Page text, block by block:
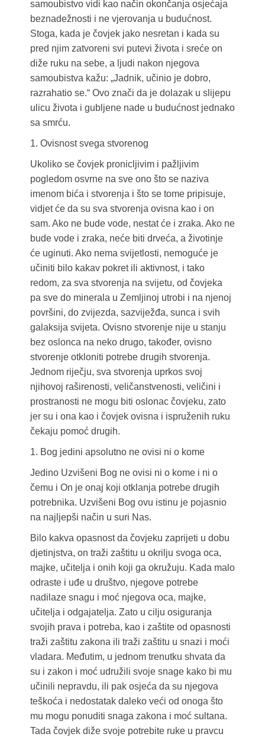
samoubistvo vidi kao način okončanja osjećaja
beznadežnosti i ne vjerovanja u budućnost.
Stoga, kada je čovjek jako nesretan i kada su
pred njim zatvoreni svi putevi života i sreće on
diže ruku na sebe, a ljudi nakon njegova
samoubistva kažu: „Jadnik, učinio je dobro,
razrahatio se.“ Ovo znači da je dolazak u slijepu
ulicu života i gubljene nade u budućnost jednako
sa smrću.
1. Ovisnost svega stvorenog
Ukoliko se čovjek pronicljivim i pažljivim
pogledom osvrne na sve ono što se naziva
imenom bića i stvorenja i što se tome pripisuje,
vidjet će da su sva stvorenja ovisna kao i on
sam. Ako ne bude vode, nestat će i zraka. Ako ne
bude vode i zraka, neće biti drveća, a životinje
će uginuti. Ako nema svijetlosti, nemoguće je
učiniti bilo kakav pokret ili aktivnost, i tako
redom, za sva stvorenja na svijetu, od čovjeka
pa sve do minerala u Zemljinoj utrobi i na njenoj
površini, do zvijezda, sazviježđa, sunca i svih
galaksija svijeta. Ovisno stvorenje nije u stanju
bez oslonca na neko drugo, također, ovisno
stvorenje otkloniti potrebe drugih stvorenja.
Jednom riječju, sva stvorenja uprkos svoj
njihovoj raširenosti, veličanstvenosti, veličini i
prostranosti ne mogu biti oslonac čovjeku, zato
jer su i ona kao i čovjek ovisna i ispruženih ruku
čekaju pomoć drugih.
1. Bog jedini apsolutno ne ovisi ni o kome
Jedino Uzvišeni Bog ne ovisi ni o kome i ni o
čemu i On je onaj koji otklanja potrebe drugih
potrebnika. Uzvišeni Bog ovu istinu je pojasnio
na najljepši način u suri Nas.
Bilo kakva opasnost da čovjeku zaprijeti u dobu
djetinjstva, on traži zaštitu u okrilju svoga oca,
majke, učitelja i onih koji ga okružuju. Kada malo
odraste i uđe u društvo, njegove potrebe
nadilaze snagu i moć njegova oca, majke,
učitelja i odgajatelja. Zato u cilju osiguranja
svojih prava i potreba, kao i zaštite od opasnosti
traži zaštitu zakona ili traži zaštitu u snazi i moći
vladara. Međutim, u jednom trenutku shvata da
su i zakon i moć udružili svoje snage kako bi mu
učinili nepravdu, ili pak osjeća da su njegova
teškoća i nedostatak daleko veći od onoga što
mu mogu ponuditi snaga zakona i moć sultana.
Tada čovjek diže svoje potrebite ruke u pravcu